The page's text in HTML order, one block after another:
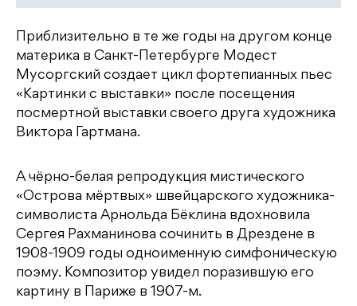
Приблизительно в те же годы на другом конце
материка в Санкт-Петербурге Модест
Мусоргский создает цикл фортепианных пьес
«Картинки с выставки» после посещения
посмертной выставки своего друга художника
Виктора Гартмана.
А чёрно-белая репродукция мистического
«Острова мёртвых» швейцарского художника-
символиста Арнольда Бёклина вдохновила
Сергея Рахманинова сочинить в Дрездене в
1908-1909 годы одноименную симфоническую
поэму. Композитор увидел поразившую его
картину в Париже в 1907-м.